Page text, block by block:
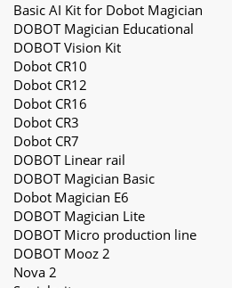
Basic AI Kit for Dobot Magician
DOBOT Magician Educational
DOBOT Vision Kit
Dobot CR10
Dobot CR12
Dobot CR16
Dobot CR3
Dobot CR7
DOBOT Linear rail
DOBOT Magician Basic
Dobot Magician E6
DOBOT Magician Lite
DOBOT Micro production line
DOBOT Mooz 2
Nova 2